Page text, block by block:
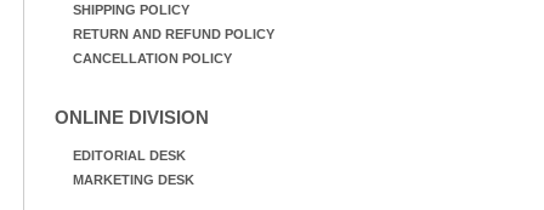
SHIPPING POLICY
RETURN AND REFUND POLICY
CANCELLATION POLICY
ONLINE DIVISION
EDITORIAL DESK
MARKETING DESK